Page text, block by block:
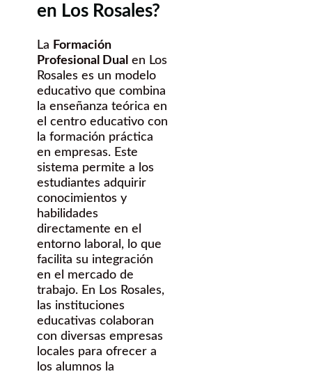
en Los Rosales?
La Formación
Profesional Dual en Los
Rosales es un modelo
educativo que combina
la enseñanza teórica en
el centro educativo con
la formación práctica
en empresas. Este
sistema permite a los
estudiantes adquirir
conocimientos y
habilidades
directamente en el
entorno laboral, lo que
facilita su integración
en el mercado de
trabajo. En Los Rosales,
las instituciones
educativas colaboran
con diversas empresas
locales para ofrecer a
los alumnos la